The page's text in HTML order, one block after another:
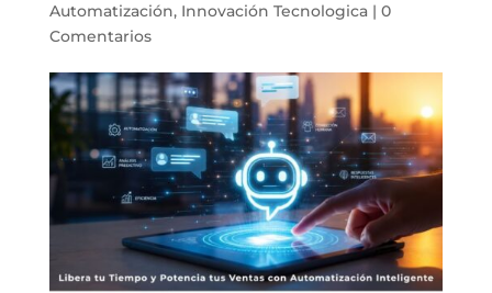
Automatización, Innovación Tecnologica| 0
Comentarios